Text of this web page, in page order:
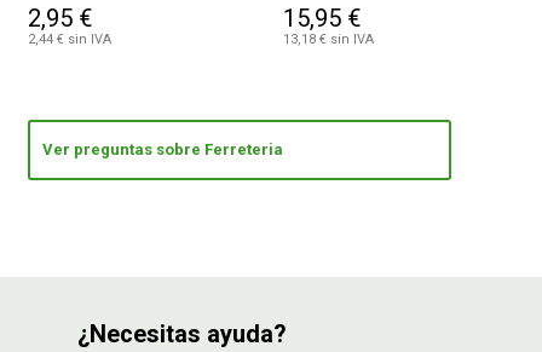
2,95 €
2,44 € sin IVA
15,95 €
13,18 € sin IVA
Ver preguntas sobre Ferreteria
¿Necesitas ayuda?